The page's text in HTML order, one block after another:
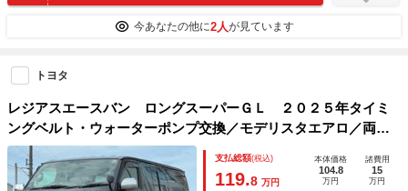
今あなたの他に2人が見ています
トヨタ
レジアスエースバン ロングスーパーＧＬ ２０２５年タイミ
ングベルト・ウォーターポンプ交換／モデリスタエアロ／両側
スライドドア／エアコン
支払総額(税込)
119.8 万円
本体価格
104.8
万円
諸費用
15
万円